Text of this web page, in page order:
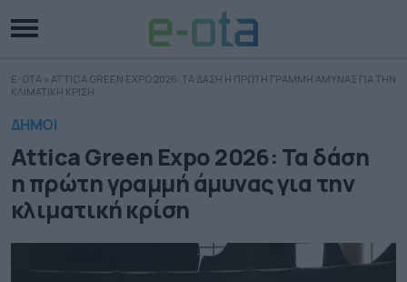
E-OTA » ATTICA GREEN EXPO 2026: ΤΑ ΔΑΣΗ Η ΠΡΩΤΗ ΓΡΑΜΜΗ ΑΜΥΝΑΣ ΓΙΑ ΤΗΝ
ΚΛΙΜΑΤΙΚΗ ΚΡΙΣΗ
ΔΗΜΟΙ
Attica Green Expo 2026: Τα δάση
η πρώτη γραμμή άμυνας για την
κλιματική κρίση